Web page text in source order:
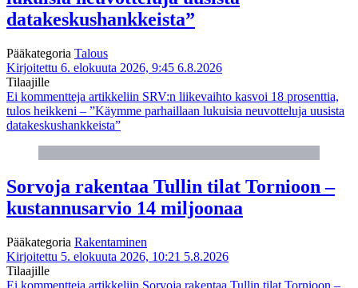
datakeskushankkeista”
Pääkategoria Talous
Kirjoitettu 6. elokuuta 2026, 9:45 6.8.2026
Tilaajille
Ei kommentteja artikkeliin SRV:n liikevaihto kasvoi 18 prosenttia,
tulos heikkeni – ”Käymme parhaillaan lukuisia neuvotteluja uusista
datakeskushankkeista”
Sorvoja rakentaa Tullin tilat Tornioon –
kustannusarvio 14 miljoonaa
Pääkategoria Rakentaminen
Kirjoitettu 5. elokuuta 2026, 10:21 5.8.2026
Tilaajille
Ei kommentteja artikkeliin Sorvoja rakentaa Tullin tilat Tornioon –